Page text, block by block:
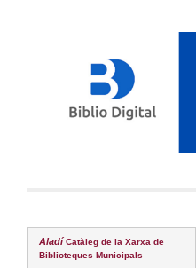
Aladí Catàleg de la Xarxa de
Biblioteques Municipals